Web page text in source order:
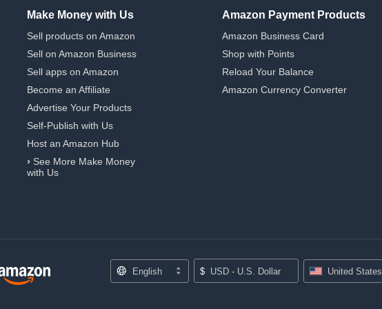
Make Money with Us
Sell products on Amazon
Sell on Amazon Business
Sell apps on Amazon
Become an Affiliate
Advertise Your Products
Self-Publish with Us
Host an Amazon Hub
› See More Make Money
with Us
Amazon Payment Products
Amazon Business Card
Shop with Points
Reload Your Balance
Amazon Currency Converter
English $ USD - U.S. Dollar United States